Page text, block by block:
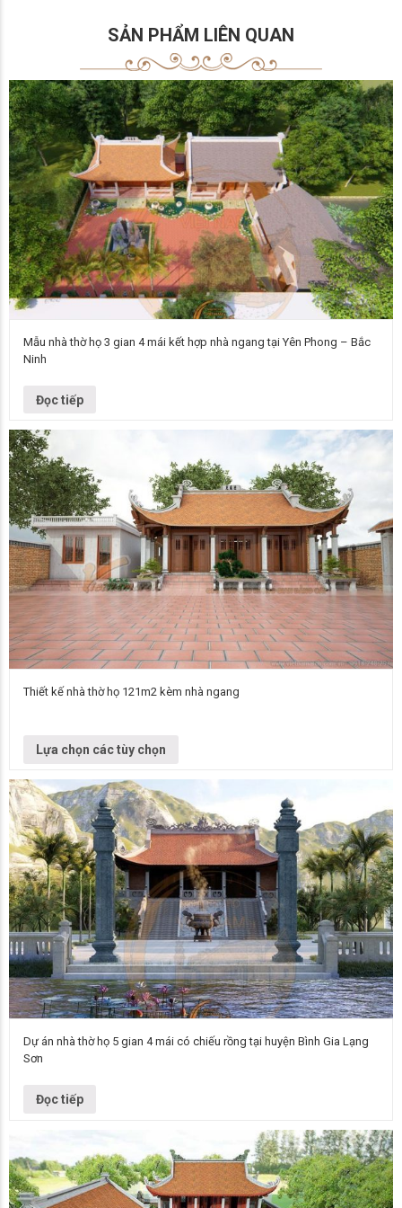
SẢN PHẨM LIÊN QUAN
tầng 1 Chủ đầu tư Chú Thiêm…
Mẫu nhà thờ họ 3 gian 4 mái kết hợp nhà ngang tại Yên Phong – Bắc
Ninh
Đọc tiếp
4 mái cong đẹp mà rất bình dị. Trên…
Thiết kế nhà thờ họ 121m2 kèm nhà ngang
Lựa chọn các tùy chọn
Diện tích 110m2 Chủ đầu tư…
Dự án nhà thờ họ 5 gian 4 mái có chiếu rồng tại huyện Bình Gia Lạng
Sơn
Đọc tiếp